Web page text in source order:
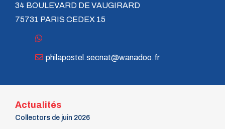
34 BOULEVARD DE VAUGIRARD
75731 PARIS CEDEX 15
philapostel.secnat@wanadoo.fr
Actualités
Collectors de juin 2026